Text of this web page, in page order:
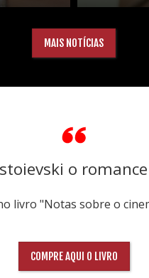
MAIS NOTÍCIAS
o
livro "Notas sobre o
COMPRE AQUI O LIVRO